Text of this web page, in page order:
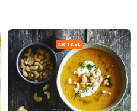
ARTIKEL